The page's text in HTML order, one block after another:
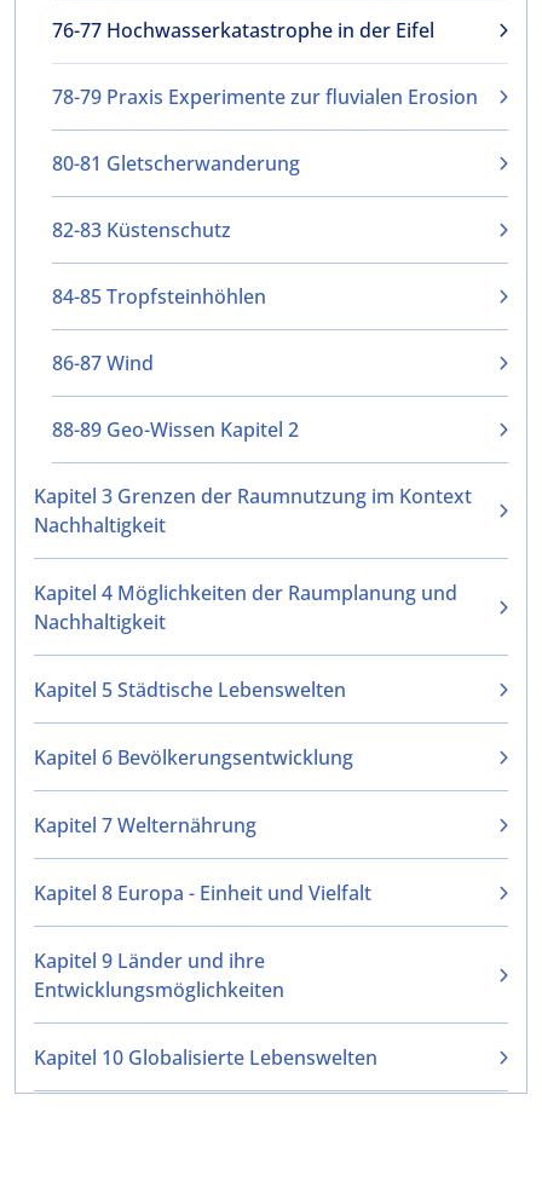
76-77 Hochwasserkatastrophe in der Eifel
78-79 Praxis Experimente zur fluvialen Erosion
80-81 Gletscherwanderung
82-83 Küstenschutz
84-85 Tropfsteinhöhlen
86-87 Wind
88-89 Geo-Wissen Kapitel 2
Kapitel 3 Grenzen der Raumnutzung im Kontext
Nachhaltigkeit
Kapitel 4 Möglichkeiten der Raumplanung und
Nachhaltigkeit
Kapitel 5 Städtische Lebenswelten
Kapitel 6 Bevölkerungsentwicklung
Kapitel 7 Welternährung
Kapitel 8 Europa - Einheit und Vielfalt
Kapitel 9 Länder und ihre
Entwicklungsmöglichkeiten
Kapitel 10 Globalisierte Lebenswelten